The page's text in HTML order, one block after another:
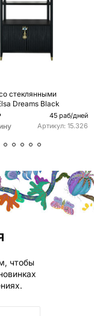
стеклянными
Dreams Black
45 раб/дней
Артикул: 15.326
чтобы